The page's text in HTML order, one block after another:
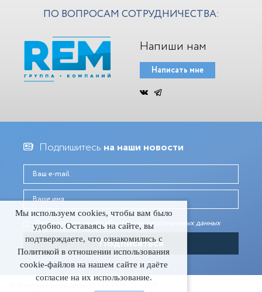
ПО ВОПРОСАМ СОТРУДНИЧЕСТВА:
Напиши нам
Написать мне
Подпишитесь на наши новости
Даю согласие на обработку моих персональных данныx
Мы используем cookies, чтобы вам было
удобно. Оставаясь на сайте, вы
подтверждаете, что ознакомились с
Политикой в отношении использования
cookie-файлов на нашем сайте и даёте
согласие на их использование.